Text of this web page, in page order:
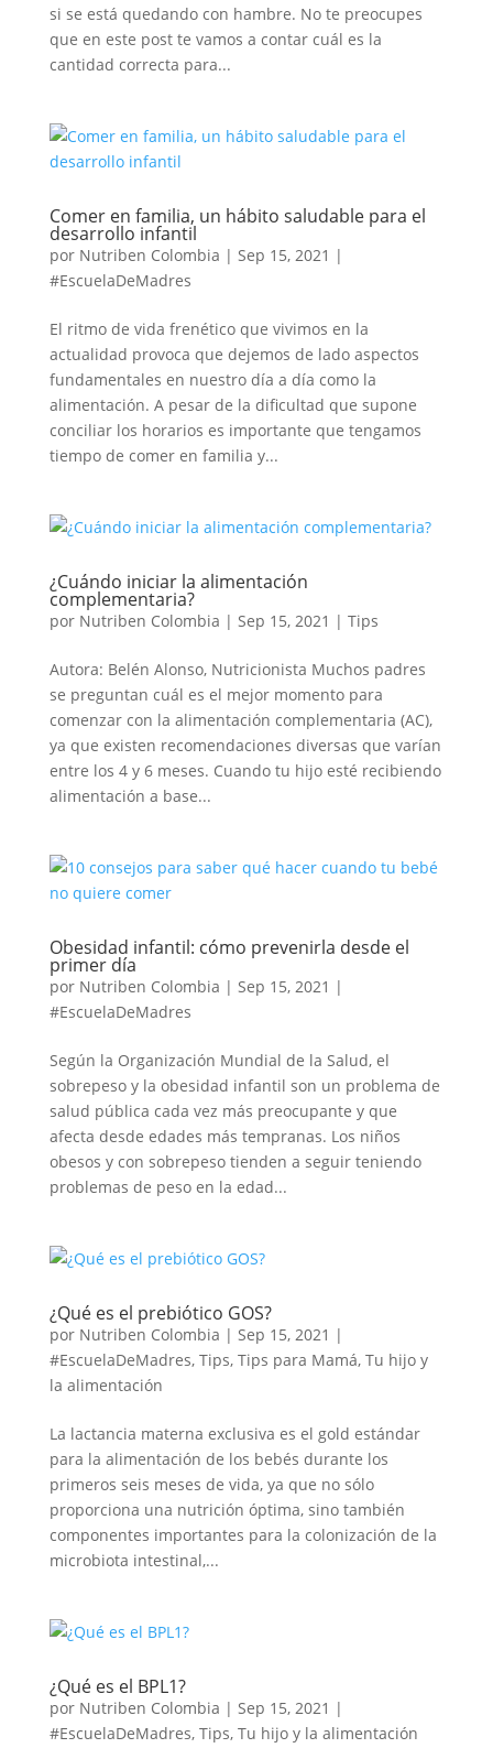
si se está quedando con hambre. No te preocupes
que en este post te vamos a contar cuál es la
cantidad correcta para...
Comer en familia, un hábito saludable para el
desarrollo infantil
por Nutriben Colombia | Sep 15, 2021 |
#EscuelaDeMadres
El ritmo de vida frenético que vivimos en la
actualidad provoca que dejemos de lado aspectos
fundamentales en nuestro día a día como la
alimentación. A pesar de la dificultad que supone
conciliar los horarios es importante que tengamos
tiempo de comer en familia y...
¿Cuándo iniciar la alimentación
complementaria?
por Nutriben Colombia | Sep 15, 2021 | Tips
Autora: Belén Alonso, Nutricionista Muchos padres
se preguntan cuál es el mejor momento para
comenzar con la alimentación complementaria (AC),
ya que existen recomendaciones diversas que varían
entre los 4 y 6 meses. Cuando tu hijo esté recibiendo
alimentación a base...
Obesidad infantil: cómo prevenirla desde el
primer día
por Nutriben Colombia | Sep 15, 2021 |
#EscuelaDeMadres
Según la Organización Mundial de la Salud, el
sobrepeso y la obesidad infantil son un problema de
salud pública cada vez más preocupante y que
afecta desde edades más tempranas. Los niños
obesos y con sobrepeso tienden a seguir teniendo
problemas de peso en la edad...
¿Qué es el prebiótico GOS?
por Nutriben Colombia | Sep 15, 2021 |
#EscuelaDeMadres, Tips, Tips para Mamá, Tu hijo y
la alimentación
La lactancia materna exclusiva es el gold estándar
para la alimentación de los bebés durante los
primeros seis meses de vida, ya que no sólo
proporciona una nutrición óptima, sino también
componentes importantes para la colonización de la
microbiota intestinal,...
¿Qué es el BPL1?
por Nutriben Colombia | Sep 15, 2021 |
#EscuelaDeMadres, Tips, Tu hijo y la alimentación